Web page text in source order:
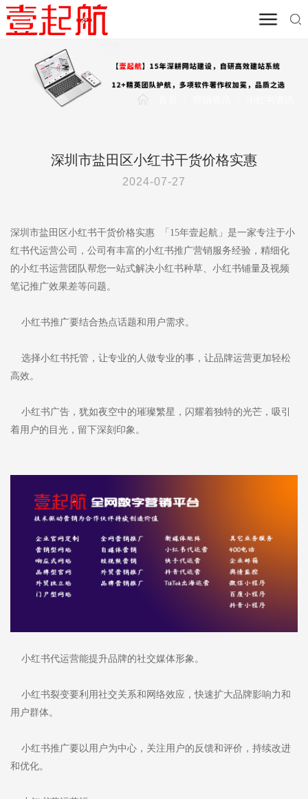
深圳市盐田区小红书干货价格实惠
2024-07-27
深圳市盐田区小红书干货价格实惠 「15年壹起航」是一家专注于小
红书代运营公司，公司有丰富的小红书推广营销服务经验，精细化
的小红书运营团队帮您一站式解决小红书种草、小红书铺量及视频
笔记推广效果差等问题。
小红书推广要结合热点话题和用户需求。
选择小红书托管，让专业的人做专业的事，让品牌运营更加轻松
高效。
小红书广告，犹如夜空中的璀璨繁星，闪耀着独特的光芒，吸引
着用户的目光，留下深刻印象。
小红书代运营能提升品牌的社交媒体形象。
小红书裂变要利用社交关系和网络效应，快速扩大品牌影响力和
用户群体。
小红书推广要以用户为中心，关注用户的反馈和评价，持续改进
和优化。